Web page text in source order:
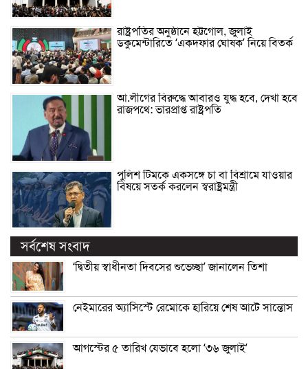
রাষ্ট্রপতির অনুষ্ঠানে হট্টগোল, জুলাই
ডকুমেন্টারিতে ‘একদফার ঘোষক’ নিয়ে বিতর্ক
আ.লীগের বিরুদ্ধে আবারও যুদ্ধ হবে, দেখা হবে
রাজপথে: ভারপ্রাপ্ত রাষ্ট্রপতি
পুলিশ টিমকে একসঙ্গে চা বা বিশ্রামে যাওয়ার
বিষয়ে সতর্ক করলেন স্বরাষ্ট্রমন্ত্রী
সর্বশেষ সংবাদ
‘দ্বিতীয় স্বাধীনতা দিবসের শুভেচ্ছা’ জানালেন তিশা
নেইমারের অ্যাসিস্টে রেমোকে হারিয়ে শেষ আটে সান্তোস
আগস্টের ৫ তারিখ যেভাবে হলো ‘৩৬ জুলাই’